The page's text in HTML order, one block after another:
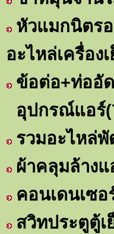
หัวแมกนิตร
อะไหล่เครื่อง
ข้อต่อ+ท่ออั
อุปกรณ์แอร์
รวมอะไหล่
ผ้าคลุมล้างแ
คอนเดนเซอ
สวิทประตูตู้เ